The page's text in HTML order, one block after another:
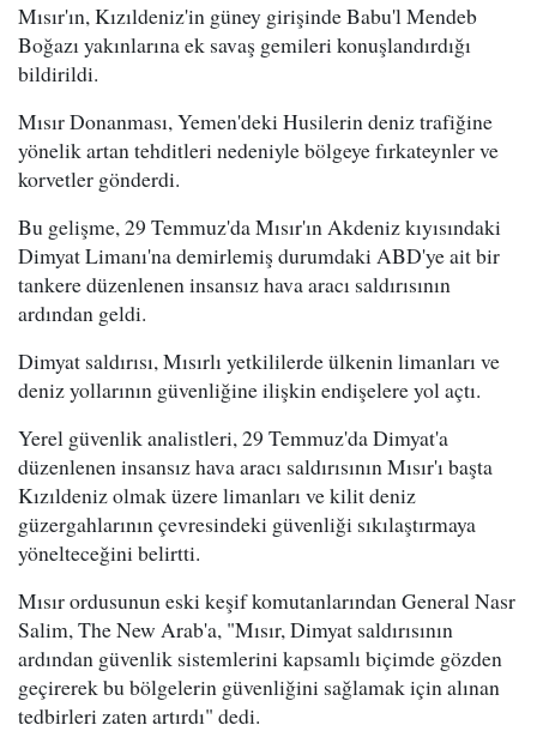
Mısır'ın, Kızıldeniz'in güney girişinde Babu'l Mendeb
Boğazı yakınlarına ek savaş gemileri konuşlandırdığı
bildirildi.
Mısır Donanması, Yemen'deki Husilerin deniz trafiğine
yönelik artan tehditleri nedeniyle bölgeye fırkateynler ve
korvetler gönderdi.
Bu gelişme, 29 Temmuz'da Mısır'ın Akdeniz kıyısındaki
Dimyat Limanı'na demirlemiş durumdaki ABD'ye ait bir
tankere düzenlenen insansız hava aracı saldırısının
ardından geldi.
Dimyat saldırısı, Mısırlı yetkililerde ülkenin limanları ve
deniz yollarının güvenliğine ilişkin endişelere yol açtı.
Yerel güvenlik analistleri, 29 Temmuz'da Dimyat'a
düzenlenen insansız hava aracı saldırısının Mısır'ı başta
Kızıldeniz olmak üzere limanları ve kilit deniz
güzergahlarının çevresindeki güvenliği sıkılaştırmaya
yönelteceğini belirtti.
Mısır ordusunun eski keşif komutanlarından General Nasr
Salim, The New Arab'a, "Mısır, Dimyat saldırısının
ardından güvenlik sistemlerini kapsamlı biçimde gözden
geçirerek bu bölgelerin güvenliğini sağlamak için alınan
tedbirleri zaten artırdı" dedi.